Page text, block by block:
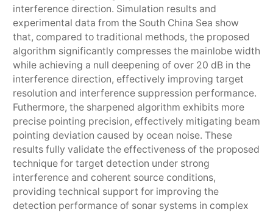
interference direction. Simulation results and
experimental data from the South China Sea show
that, compared to traditional methods, the proposed
algorithm significantly compresses the mainlobe width
while achieving a null deepening of over 20 dB in the
interference direction, effectively improving target
resolution and interference suppression performance.
Futhermore, the sharpened algorithm exhibits more
precise pointing precision, effectively mitigating beam
pointing deviation caused by ocean noise. These
results fully validate the effectiveness of the proposed
technique for target detection under strong
interference and coherent source conditions,
providing technical support for improving the
detection performance of sonar systems in complex